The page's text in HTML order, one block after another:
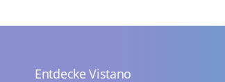
Entdecke Vistano